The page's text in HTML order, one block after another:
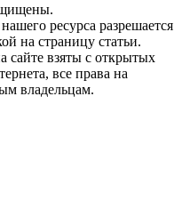
ресурса разрешается
на страницу статьи.
сайте взяты с открытых
все права на
владельцам.